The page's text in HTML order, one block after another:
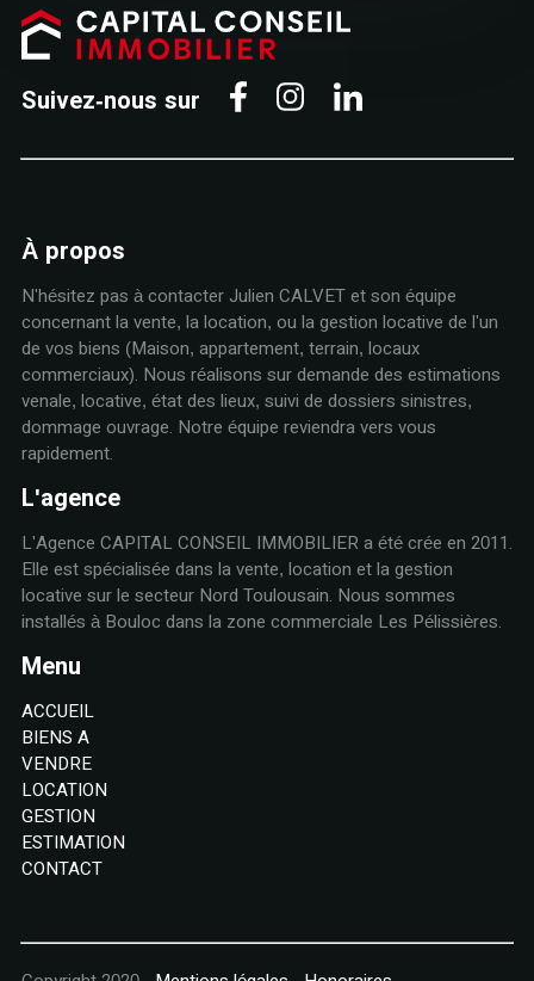
Suivez-nous sur
À propos
N'hésitez pas à contacter Julien CALVET et son équipe
concernant la vente, la location, ou la gestion locative de l'un
de vos biens (Maison, appartement, terrain, locaux
commerciaux). Nous réalisons sur demande des estimations
venale, locative, état des lieux, suivi de dossiers sinistres,
dommage ouvrage. Notre équipe reviendra vers vous
rapidement.
L'agence
L'Agence CAPITAL CONSEIL IMMOBILIER a été crée en 2011.
Elle est spécialisée dans la vente, location et la gestion
locative sur le secteur Nord Toulousain. Nous sommes
installés à Bouloc dans la zone commerciale Les Pélissières.
Menu
ACCUEIL
BIENS A
VENDRE
LOCATION
GESTION
ESTIMATION
CONTACT